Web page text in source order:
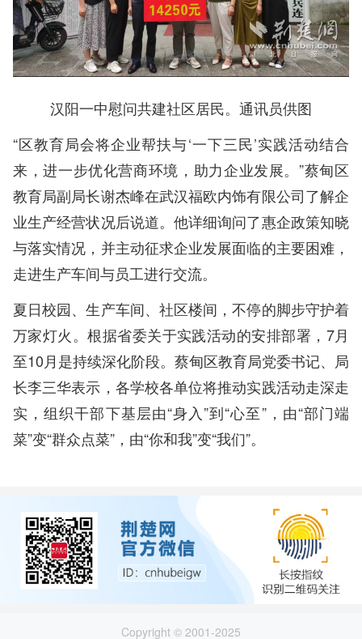
汉阳一中慰问共建社区居民。通讯员供图
“区教育局会将企业帮扶与‘一下三民’实践活动结合
来，进一步优化营商环境，助力企业发展。”蔡甸区
教育局副局长谢杰峰在武汉福欧内饰有限公司了解企
业生产经营状况后说道。他详细询问了惠企政策知晓
与落实情况，并主动征求企业发展面临的主要困难，
走进生产车间与员工进行交流。
夏日校园、生产车间、社区楼间，不停的脚步守护着
万家灯火。根据省委关于实践活动的安排部署，7月
至10月是持续深化阶段。蔡甸区教育局党委书记、局
长李三华表示，各学校各单位将推动实践活动走深走
实，组织干部下基层由“身入”到“心至”，由“部门端
菜”变“群众点菜”，由“你和我”变“我们”。
Copyright © 2001-2025